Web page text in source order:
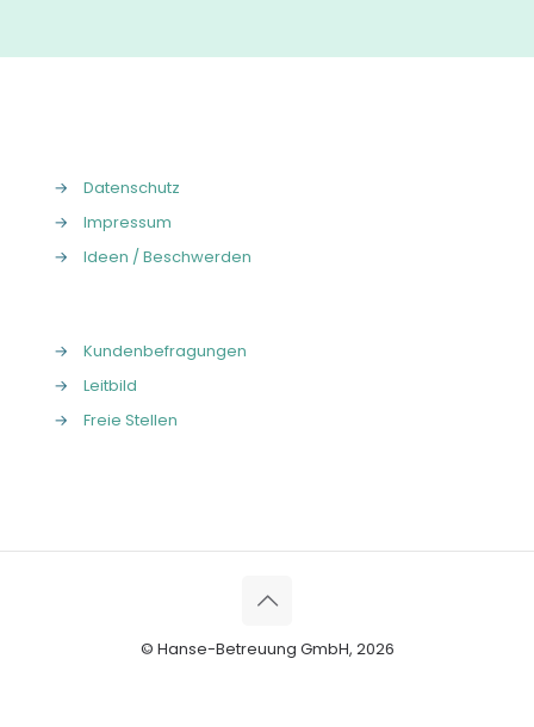
→
Datenschutz
→
Impressum
→
Ideen / Beschwerden
→
Kundenbefragungen
→
Leitbild
→
Freie Stellen
© Hanse-Betreuung GmbH, 2026